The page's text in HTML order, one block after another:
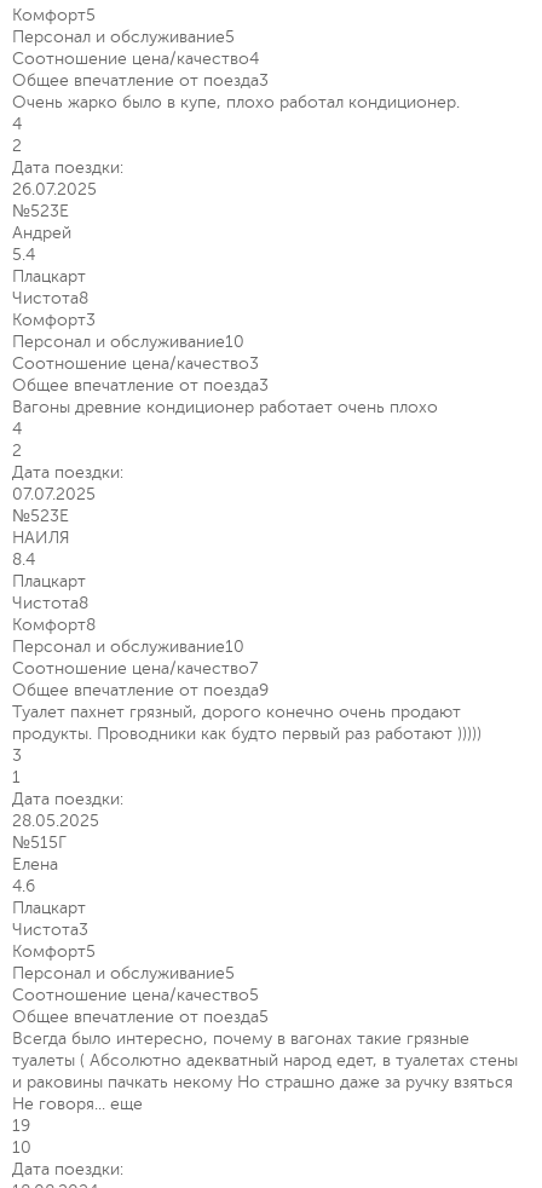
Комфорт5
Персонал и обслуживание5
Соотношение цена/качество4
Общее впечатление от поезда3
Очень жарко было в купе, плохо работал кондиционер.
4
2
Дата поездки:
26.07.2025
№523Е
Андрей
5.4
Плацкарт
Чистота8
Комфорт3
Персонал и обслуживание10
Соотношение цена/качество3
Общее впечатление от поезда3
Вагоны древние кондиционер работает очень плохо
4
2
Дата поездки:
07.07.2025
№523Е
НАИЛЯ
8.4
Плацкарт
Чистота8
Комфорт8
Персонал и обслуживание10
Соотношение цена/качество7
Общее впечатление от поезда9
Туалет пахнет грязный, дорого конечно очень продают
продукты. Проводники как будто первый раз работают )))))
3
1
Дата поездки:
28.05.2025
№515Г
Елена
4.6
Плацкарт
Чистота3
Комфорт5
Персонал и обслуживание5
Соотношение цена/качество5
Общее впечатление от поезда5
Всегда было интересно, почему в вагонах такие грязные
туалеты ( Абсолютно адекватный народ едет, в туалетах стены
и раковины пачкать некому Но страшно даже за ручку взяться
Не говоря... еще
19
10
Дата поездки: